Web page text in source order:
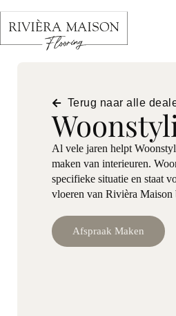
Terug naar alle
Al vele jaren helpt
maken van interieuren.
specifieke situatie en staat
vloeren van Rivièra Maison
Afspraak Maken